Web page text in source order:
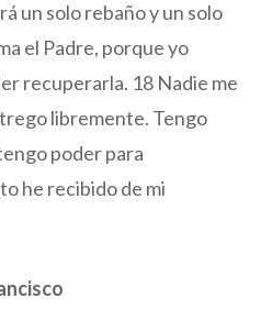
un solo rebaño y un solo
el Padre, porque yo
recuperarla. 18 Nadie me
libremente. Tengo
poder para
he recibido de mi